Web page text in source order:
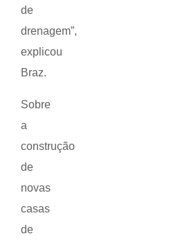
de
drenagem”,
explicou
Braz.
Sobre
a
construção
de
novas
casas
de